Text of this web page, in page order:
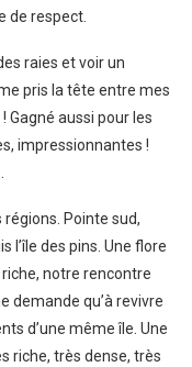
de respect.
raies et voir un
pris la tête entre mes
Gagné aussi pour les
impressionnantes !
Pointe sud,
l’île des pins. Une flore
notre rencontre
demande qu’à revivre
d’une même île. Une
riche, très dense, très